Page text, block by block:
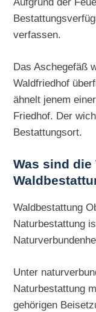
verfassen.
Das Aschegefäß
Waldfriedhof
ähnelt jenem
Friedhof. Der
Bestattungsort.
Was sind die
Waldbestattung
Naturbestattung
Unter
Naturbestattung
gehörigen